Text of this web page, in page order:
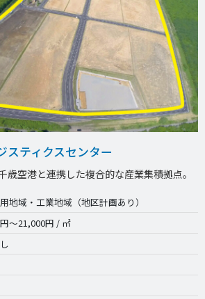
スティクスセンター
歳空港と連携した複合的な産業集積拠点。
地域・工業地域（地区計画あり）
～21,000円 / ㎡